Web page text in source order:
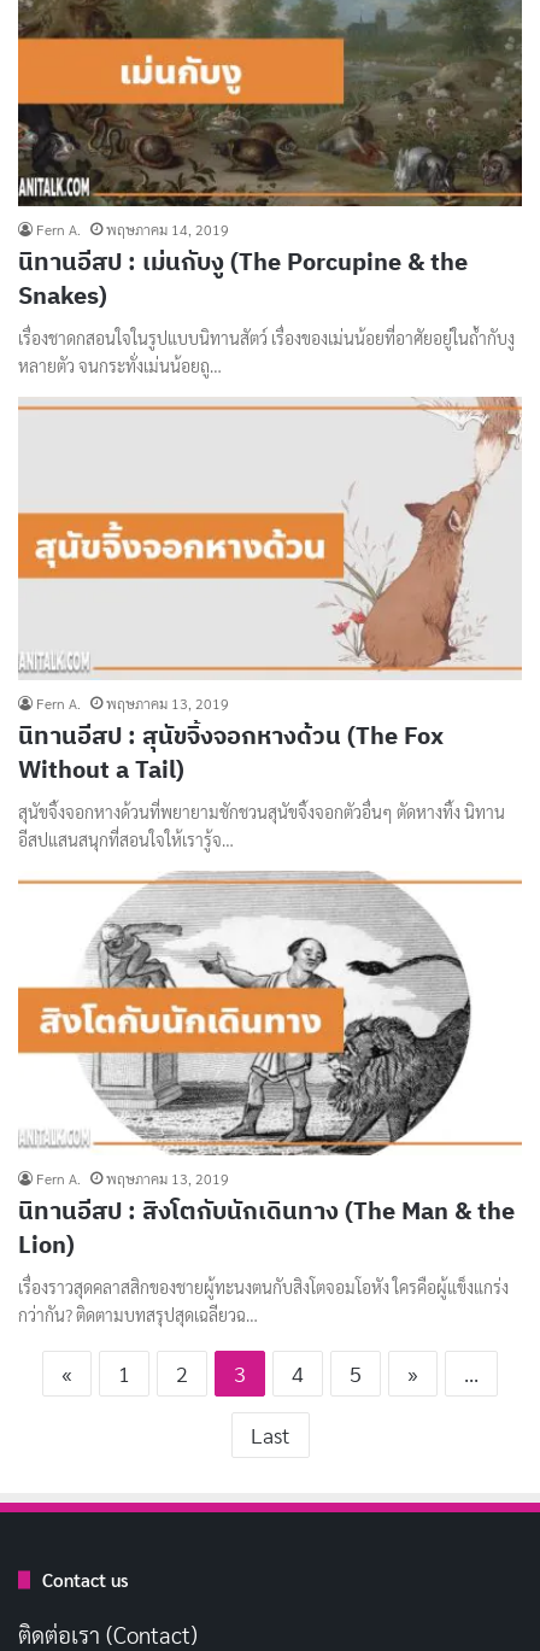
Fern A. พฤษภาคม 14, 2019
นิทานอีสป : เม่นกับงู (The Porcupine & the
Snakes)
เรื่องชาดกสอนใจในรูปแบบนิทานสัตว์ เรื่องของเม่นน้อยที่อาศัยอยู่ในถ้ำกับงู
หลายตัว จนกระทั่งเม่นน้อยถู…
Fern A. พฤษภาคม 13, 2019
นิทานอีสป : สุนัขจิ้งจอกหางด้วน (The Fox
Without a Tail)
สุนัขจิ้งจอกหางด้วนที่พยายามชักชวนสุนัขจิ้งจอกตัวอื่นๆ ตัดหางทิ้ง นิทาน
อีสปแสนสนุกที่สอนใจให้เรารู้จ…
Fern A. พฤษภาคม 13, 2019
นิทานอีสป : สิงโตกับนักเดินทาง (The Man & the
Lion)
เรื่องราวสุดคลาสสิกของชายผู้ทะนงตนกับสิงโตจอมโอหัง ใครคือผู้แข็งแกร่ง
กว่ากัน? ติดตามบทสรุปสุดเฉลียวฉ…
« 1 2 3 4 5 » ...
Last
Contact us
ติดต่อเรา (Contact)